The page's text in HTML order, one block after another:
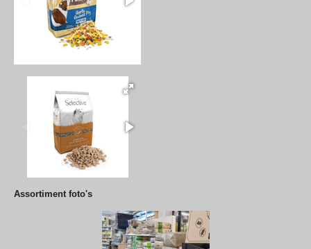
Assortiment foto's